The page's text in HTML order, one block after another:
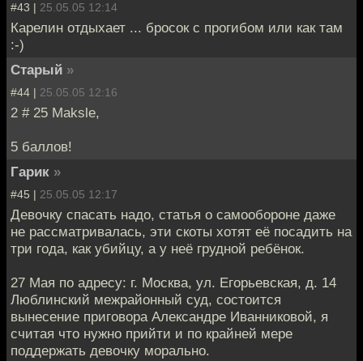
#43 | 25.05.05 12:14
Карелин отдыхает ... бросок с прогибом или как там
:-)
Старый »
#44 | 25.05.05 12:16
2 # 25 Maksle,
5 баллов!
Гарик »
#45 | 25.05.05 12:17
Девочку спасать надо, статья о самообороне даже
не рассматривалась, эти скоты хотят её посадить на
три года, как убийцу, а у неё грудной ребёнок.
27 Мая по адресу: г. Москва, ул. Егорьевская, д. 14
Люблинский межрайонный суд, состоится
вынесение приговора Александре Иванниковой, я
считая что нужно прийти и по крайней мере
поддержать девочку морально.